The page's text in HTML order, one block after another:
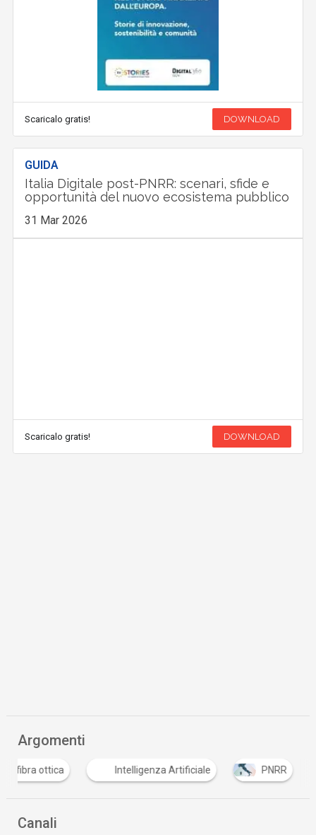
Scaricalo gratis! DOWNLOAD
GUIDA
Italia Digitale post-PNRR: scenari, sfide e
opportunità del nuovo ecosistema pubblico
31 Mar 2026
Scaricalo gratis! DOWNLOAD
Argomenti
fibra ottica Intelligenza Artificiale PNRR
Canali